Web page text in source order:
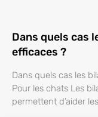
Dans quels cas
efficaces ?
Dans quels cas les
Pour les chats Les
permettent d’aider